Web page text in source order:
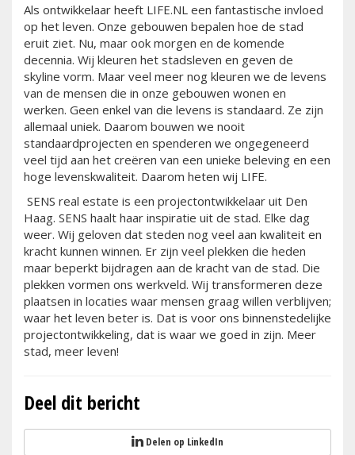
Als ontwikkelaar heeft LIFE.NL een fantastische invloed
op het leven. Onze gebouwen bepalen hoe de stad
eruit ziet. Nu, maar ook morgen en de komende
decennia. Wij kleuren het stadsleven en geven de
skyline vorm. Maar veel meer nog kleuren we de levens
van de mensen die in onze gebouwen wonen en
werken. Geen enkel van die levens is standaard. Ze zijn
allemaal uniek. Daarom bouwen we nooit
standaardprojecten en spenderen we ongegeneerd
veel tijd aan het creëren van een unieke beleving en een
hoge levenskwaliteit. Daarom heten wij LIFE.
SENS real estate is een projectontwikkelaar uit Den
Haag. SENS haalt haar inspiratie uit de stad. Elke dag
weer. Wij geloven dat steden nog veel aan kwaliteit en
kracht kunnen winnen. Er zijn veel plekken die heden
maar beperkt bijdragen aan de kracht van de stad. Die
plekken vormen ons werkveld. Wij transformeren deze
plaatsen in locaties waar mensen graag willen verblijven;
waar het leven beter is. Dat is voor ons binnenstedelijke
projectontwikkeling, dat is waar we goed in zijn. Meer
stad, meer leven!
Deel dit bericht
Delen op LinkedIn